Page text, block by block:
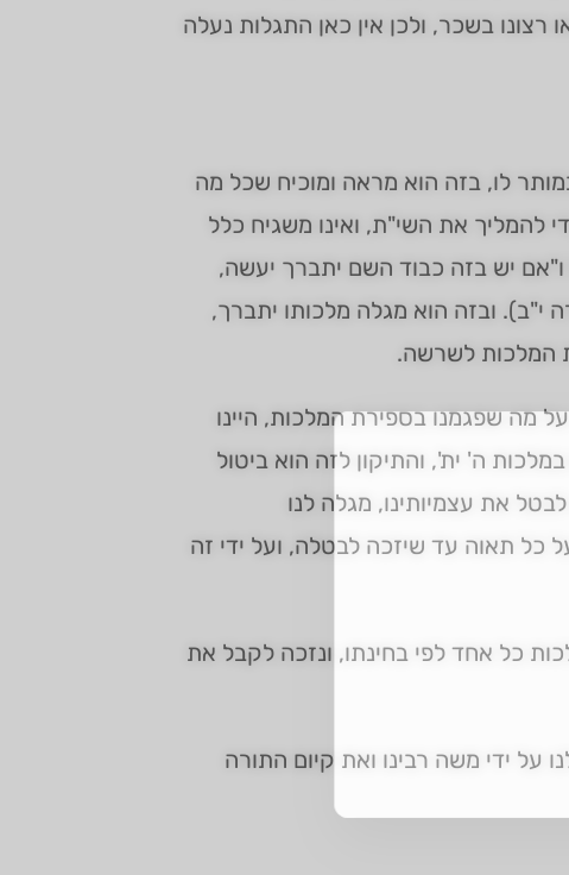
בשכר, ולכן אין כאן התגלות נעלה
לו, בזה הוא מראה ומוכיח שכל מה
להמליך את השי"ת, ואינו משגיח כלל
ו"אם יש בזה כבוד השם יתברך יעשה,
י"ב). ובזה הוא מגלה מלכותו יתברך,
המלכות לשרשה.
מה שפגמנו בספירת המלכות, היינו
ה' ית', והתיקון לזה הוא ביטול
את עצמיותינו, מגלה לנו
כל תאוה עד שיזכה לבטלה, ועל ידי זה
כל אחד לפי בחינתו, ונזכה לקבל את
ידי משה רבינו ואת קיום התורה